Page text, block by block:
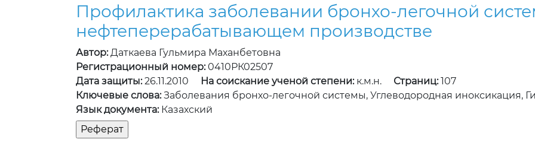
Профилактика заболевании бронхо-легочной
нефтеперерабатывающем производстве
Автор:Даткаева Гульмира Маханбетовна
Регистрационный номер:0410РК02507
Дата защиты:26.11.2010 На соискание ученой степени:к.м.н. Страниц:107
Ключевые слова:Заболевания бронхо-легочной системы, Углеводородная иноксикация,
Язык документа:Казахский